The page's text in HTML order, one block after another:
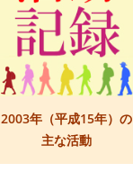
2003年（平成15年）の
主な活動